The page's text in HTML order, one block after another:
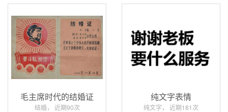
毛主席时代的结婚证
结婚， 近期90次
纯文字表情
纯文字， 近期181次